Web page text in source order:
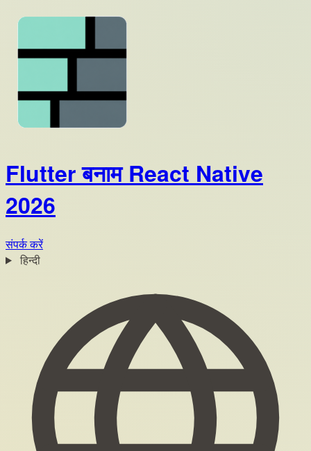
Flutter बनाम React Native
2026
संपर्क करें
हिन्दी